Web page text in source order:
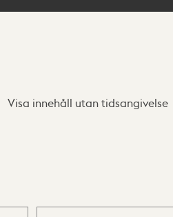
Visa innehåll utan tidsangivelse